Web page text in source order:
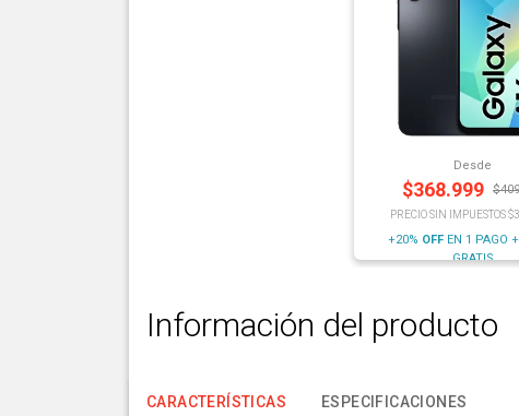
Desde
$368.999 $
PRECIO SIN IMPUESTOS
+20% OFF EN 1 PAGO
GRATIS
Información del producto
CARACTERÍSTICAS ESPECIFICACIONES